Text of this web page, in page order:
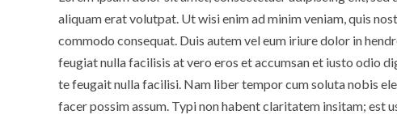
aliquam erat volutpat. Ut wisi enim ad minim veniam, quis
commodo consequat. Duis autem vel eum iriure dolor in
feugiat nulla facilisis at vero eros et accumsan et iusto odio
te feugait nulla facilisi. Nam liber tempor cum soluta nobis
facer possim assum. Typi non habent claritatem insitam; est